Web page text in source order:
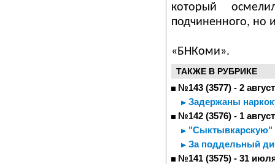
который
подчиненного, но
«БНКоми».
ТАКЖЕ В РУБРИКЕ
№143 (3577) - 2
Задержаны
№142 (3576) - 1
"Сыктывкарскую"
За поддельный
№141 (3575) - 31